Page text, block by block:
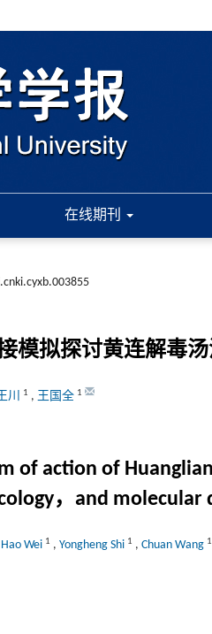
在线期刊
模拟探讨黄连解毒
川 1 , 王国全 1
of action of
，and
Hao Wei 1 , Yongheng Shi 1 , Chuan Wang 1